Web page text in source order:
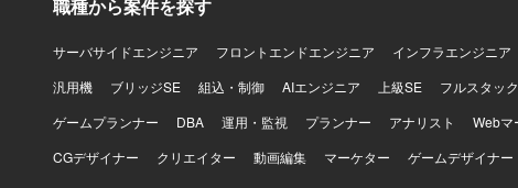
Java、SQL、
職種から案件を探す
サーバサイドエンジニア フロントエンドエンジニア インフラエンジニア
汎用機
ブリッジSE 組込・制御 AIエンジニア 上級SE フルスタッ
ゲームプランナー
DBA 運用・監視 プランナー アナリスト Webマ
CGデザイナー
クリエイター 動画編集 マーケター ゲームデザイナー